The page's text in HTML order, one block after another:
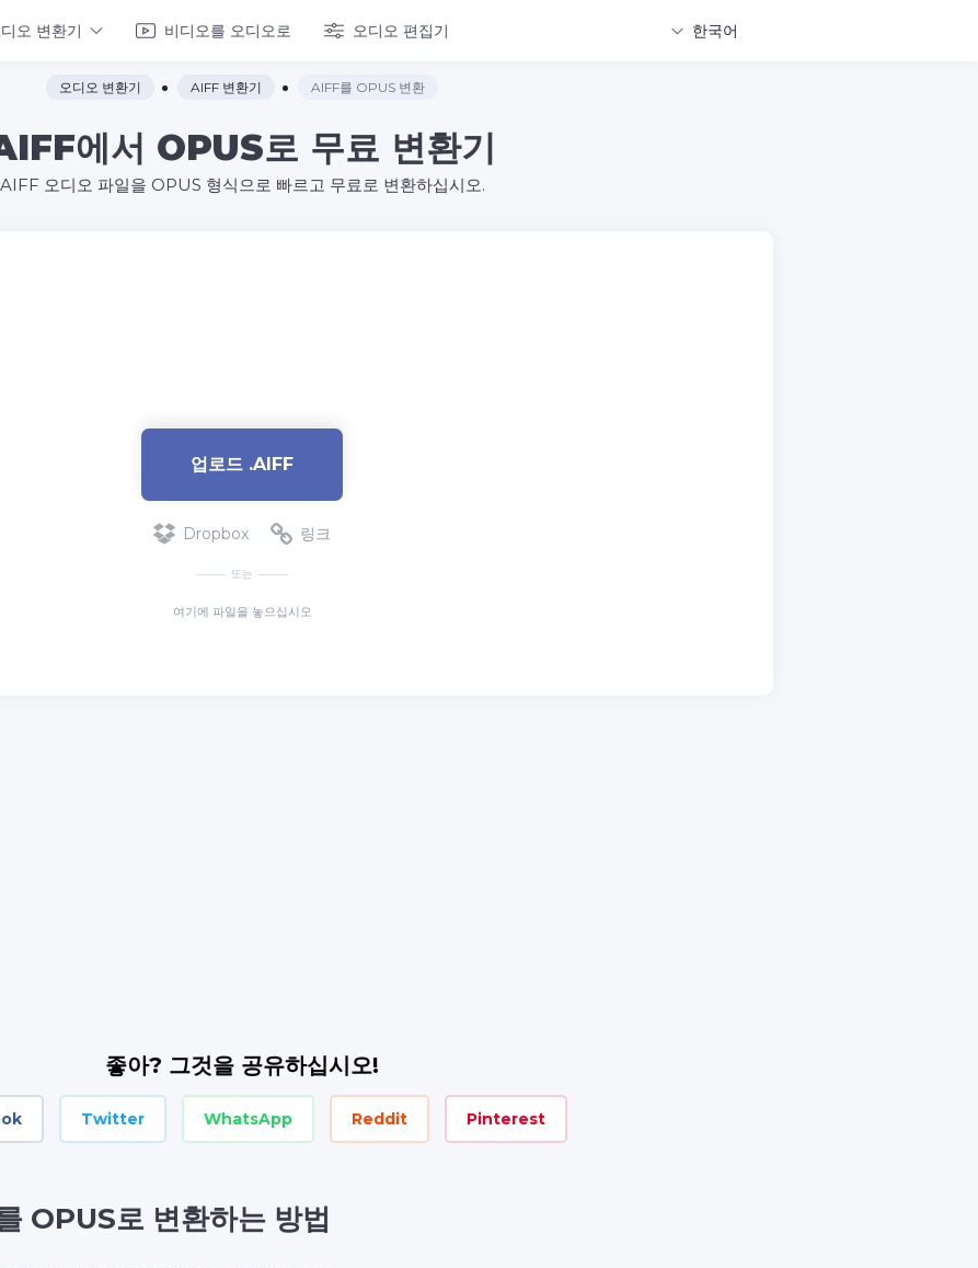
오 변환기 비디오를 오디오로 오디오 편집기 한국어
오디오 변환기 AIFF 변환기 AIFF를 OPUS 변환
에서 OPUS로 무료 변환기
AIFF 오디오 파일을 OPUS 형식으로 빠르고 무료로 변환하십시오.
업로드 .AIFF
Dropbox 링크
또는
여기에 파일을 놓으십시오
좋아? 그것을 공유하십시오!
Twitter WhatsApp Reddit Pinterest
OPUS로 변환하는 방법